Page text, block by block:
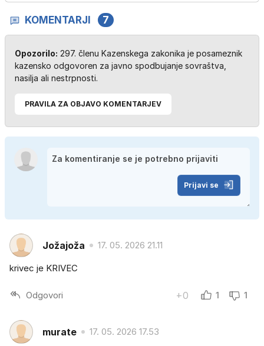
KOMENTARJI 7
Opozorilo: 297. členu Kazenskega zakonika je posameznik
kazensko odgovoren za javno spodbujanje sovraštva,
nasilja ali nestrpnosti.
PRAVILA ZA OBJAVO KOMENTARJEV
Prijavi se
Jožajoža 17. 05. 2026 21.11
krivec je KRIVEC
Odgovori +0 1 1
murate 17. 05. 2026 17.53